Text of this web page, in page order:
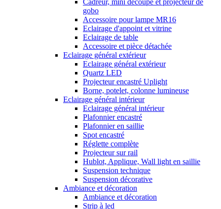
Cadreur, mini découpe et projecteur de
gobo
Accessoire pour lampe MR16
Eclairage d'appoint et vitrine
Eclairage de table
Accessoire et pièce détachée
Eclairage général extérieur
Eclairage général extérieur
Quartz LED
Projecteur encastré Uplight
Borne, potelet, colonne lumineuse
Eclairage général intérieur
Eclairage général intérieur
Plafonnier encastré
Plafonnier en saillie
Spot encastré
Réglette complète
Projecteur sur rail
Hublot, Applique, Wall light en saillie
Suspension technique
Suspension décorative
Ambiance et décoration
Ambiance et décoration
Strip à led